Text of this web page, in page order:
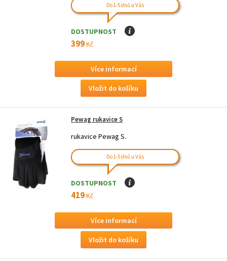
Do 1-5 dnů u Vás
DOSTUPNOST I
399Kč
Více informací
Pewag rukavice S
rukavice Pewag S.
Do 1-5 dnů u Vás
DOSTUPNOST I
419Kč
Více informací